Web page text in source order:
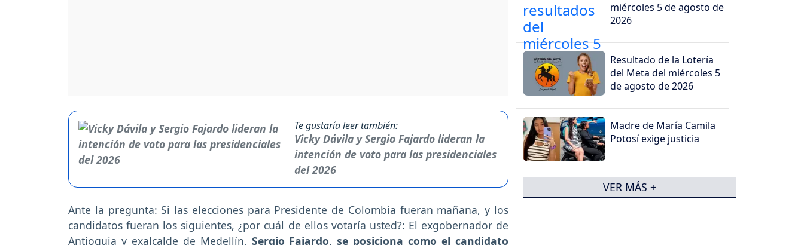
Te gustaría leer también:
Vicky Dávila y Sergio Fajardo lideran la
intención de voto para las presidenciales
del 2026
Ante la pregunta: Si las elecciones para Presidente de Colombia fueran mañana, y los
candidatos fueran los siguientes, ¿por cuál de ellos votaría usted?: El exgobernador de
Antioquia y exalcalde de Medellín, Sergio Fajardo, se posiciona como el candidato
miércoles 5 de agosto de
2026
Resultado de la Lotería
del Meta del miércoles 5
de agosto de 2026
Madre de María Camila
Potosí exige justicia
VER MÁS +